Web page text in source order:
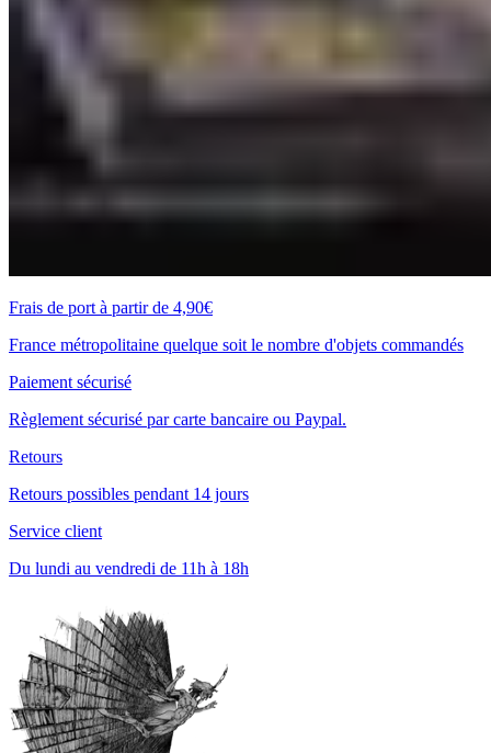
Frais de port à partir de 4,90€
France métropolitaine quelque soit le nombre d'objets commandés
Paiement sécurisé
Règlement sécurisé par carte bancaire ou Paypal.
Retours
Retours possibles pendant 14 jours
Service client
Du lundi au vendredi de 11h à 18h